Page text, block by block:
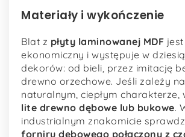
Materiały i wykończenie
Blat z płyty laminowanej MDF jest
ekonomiczny i występuje w
dekorów: od bieli, przez imitację
drewno orzechowe. Jeśli zależy
naturalnym, ciepłym charakterze,
lite drewno dębowe lub bukowe.
industrialnym znakomicie
forniru dębowego połączony z